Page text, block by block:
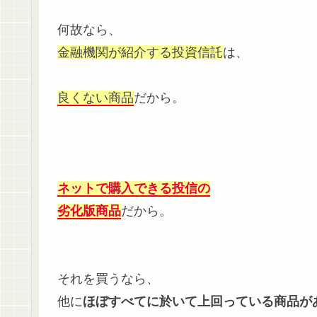
何故なら、
金融機関が紹介する投資信託は、
良くない商品だから。
ネットで購入できる投信の
劣化版商品だから。
それを買うなら、
他にほぼすべてに於いて上回っている商品が